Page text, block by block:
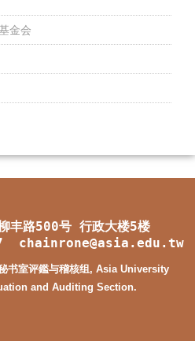
金会
丰路500号 行政大楼5楼
chainrone@asia.edu.tw
书室评鑑与稽核组, Asia University
and Auditing Section.